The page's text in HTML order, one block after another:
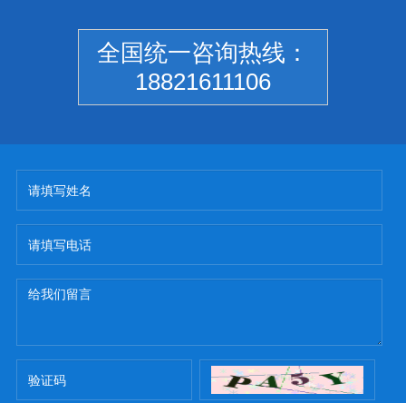
全国统一咨询热线：
18821611106